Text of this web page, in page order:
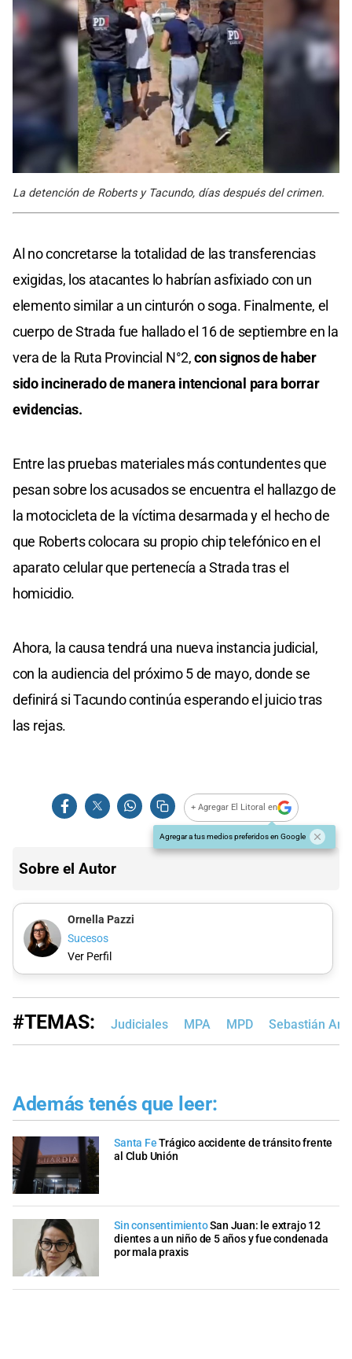
La detención de Roberts y Tacundo, días después del crimen.
Al no concretarse la totalidad de las transferencias
exigidas, los atacantes lo habrían asfixiado con un
elemento similar a un cinturón o soga. Finalmente, el
cuerpo de Strada fue hallado el 16 de septiembre en la
vera de la Ruta Provincial N°2,con signos de haber
sido incinerado de manera intencional para borrar
evidencias.
Entre las pruebas materiales más contundentes que
pesan sobre los acusados se encuentra el hallazgo de
la motocicleta de la víctima desarmada y el hecho de
que Roberts colocara su propio chip telefónico en el
aparato celular que pertenecía a Strada tras el
homicidio.
Ahora, la causa tendrá una nueva instancia judicial,
con la audiencia del próximo 5 de mayo, donde se
definirá si Tacundo continúa esperando el juicio tras
las rejas.
+ Agregar El Litoral en
Agregar a tus medios preferidos en Google
Sobre el Autor
Ornella Pazzi
Sucesos
Ver Perfil
#TEMAS: Judiciales MPA MPD Sebastián
Además tenés que leer:
Santa Fe Trágico accidente de tránsito frente
al Club Unión
Sin consentimientoSan Juan: le extrajo 12
dientes a un niño de 5 años y fue condenada
por mala praxis